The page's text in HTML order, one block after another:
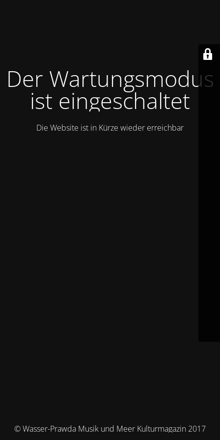
Der Wartungsmodus
ist eingeschaltet
Die Website ist in Kürze wieder erreichbar
© Wasser-Prawda Musik und Meer Kulturmagazin 2017